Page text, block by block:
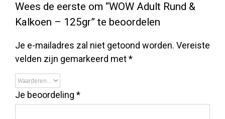
Wees de eerste om “WOW Adult Rund &
Kalkoen – 125gr” te beoordelen
Je e-mailadres zal niet getoond worden. Vereiste
velden zijn gemarkeerd met*
Je beoordeling *